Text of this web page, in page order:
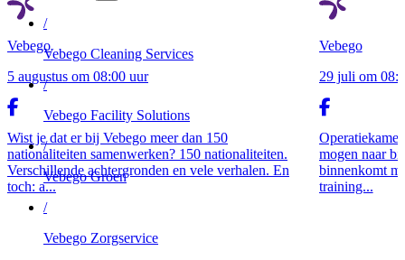
/
Vebego Cleaning Services
/
Vebego Facility Solutions
/
Vebego Groen
/
Vebego Zorgservice
Vebego
5 augustus om 08:00 uur
Wist je dat er bij Vebego meer dan 150
nationaliteiten samenwerken? 150 nationaliteiten.
Verschillende achtergronden en vele verhalen. En
toch: a...
Vebego
29 juli om
mogen naar
binnenkomt
training...